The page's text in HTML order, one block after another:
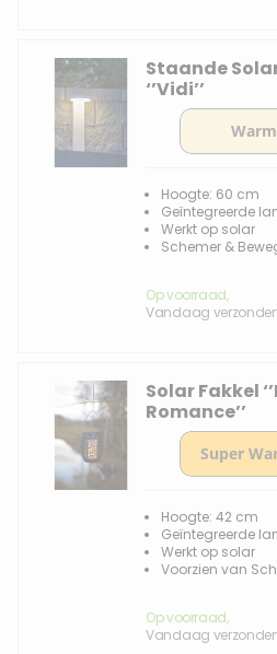
Staande
‘’Vidi’’
Hoogte: 60 cm
Geïntegreerde
Werkt op solar
Schemer &
Op voorraad,
Vandaag
Solar Fakkel
Romance’’
Hoogte: 42 cm
Geïntegreerde
Werkt op solar
Voorzien van
Op voorraad,
Vandaag